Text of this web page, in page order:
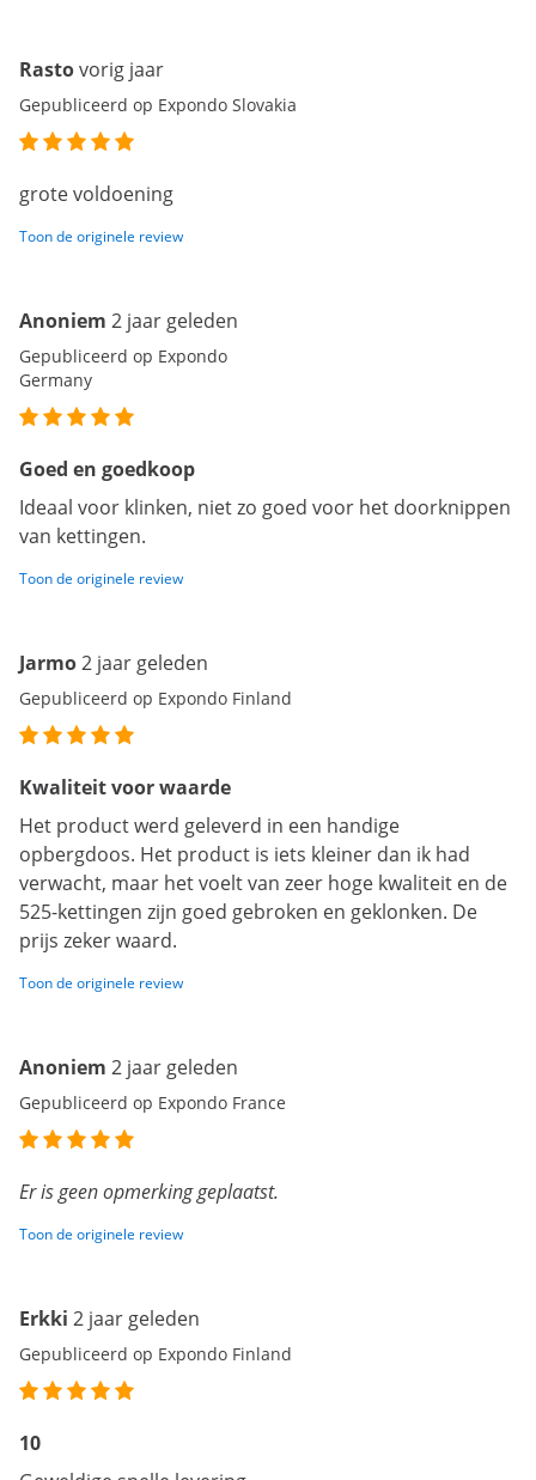
Rastovorig jaar
Gepubliceerd op Expondo Slovakia
grote voldoening
Toon de originele review
Anoniem 2 jaar geleden
Gepubliceerd op Expondo
Germany
Goed en goedkoop
Ideaal voor klinken, niet zo goed voor het doorknippen
van kettingen.
Toon de originele review
Jarmo2 jaar geleden
Gepubliceerd op Expondo Finland
Kwaliteit voor waarde
Het product werd geleverd in een handige
opbergdoos. Het product is iets kleiner dan ik had
verwacht, maar het voelt van zeer hoge kwaliteit en de
525-kettingen zijn goed gebroken en geklonken. De
prijs zeker waard.
Toon de originele review
Anoniem 2 jaar geleden
Gepubliceerd op Expondo France
Er is geen opmerking geplaatst.
Toon de originele review
Erkki 2 jaar geleden
Gepubliceerd op Expondo Finland
10